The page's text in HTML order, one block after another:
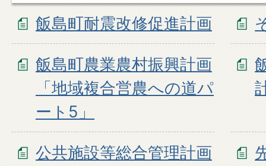
飯島町耐震改修促進計画
飯島町農業農村振興計画
「地域複合営農への道パ
ート5」
公共施設等総合管理計画